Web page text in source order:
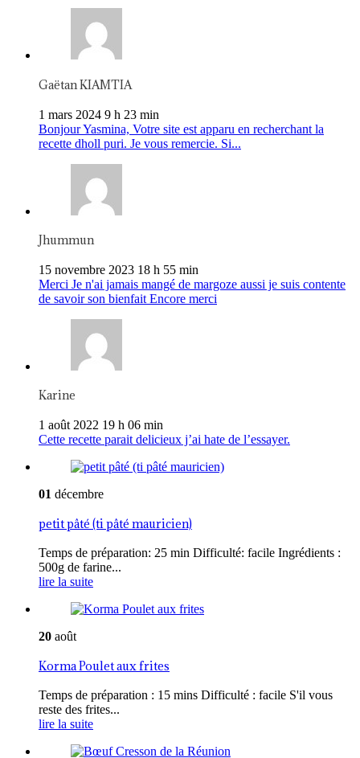
Gaëtan KIAMTIA
1 mars 2024 9 h 23 min
Bonjour Yasmina, Votre site est apparu en recherchant la
recette dholl puri. Je vous remercie. Si...
Jhummun
15 novembre 2023 18 h 55 min
Merci Je n'ai jamais mangé de margoze aussi je suis contente
de savoir son bienfait Encore merci
Karine
1 août 2022 19 h 06 min
Cette recette parait delicieux j’ai hate de l’essayer.
01 décembre
petit pâté (ti pâté mauricien)
Temps de préparation: 25 min Difficulté: facile Ingrédients :
500g de farine...
lire la suite
20 août
Korma Poulet aux frites
Temps de préparation : 15 mins Difficulté : facile S'il vous
reste des frites...
lire la suite